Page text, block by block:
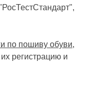
по пошиву обуви,
регистрацию и